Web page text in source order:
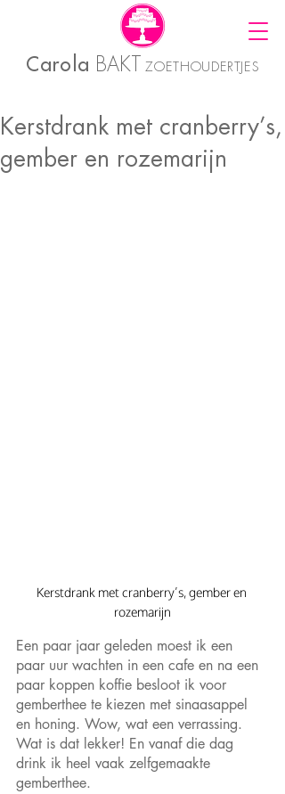
Carola BAKT ZOETHOUDERTJES
Kerstdrank met cranberry’s,
gember en rozemarijn
Kerstdrank met cranberry’s, gember en
rozemarijn
Een paar jaar geleden moest ik een
paar uur wachten in een cafe en na een
paar koppen koffie besloot ik voor
gemberthee te kiezen met sinaasappel
en honing. Wow, wat een verrassing.
Wat is dat lekker! En vanaf die dag
drink ik heel vaak zelfgemaakte
gemberthee.